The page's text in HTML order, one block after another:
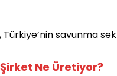
Türkiye’nin savunma
Ne Üretiyor?